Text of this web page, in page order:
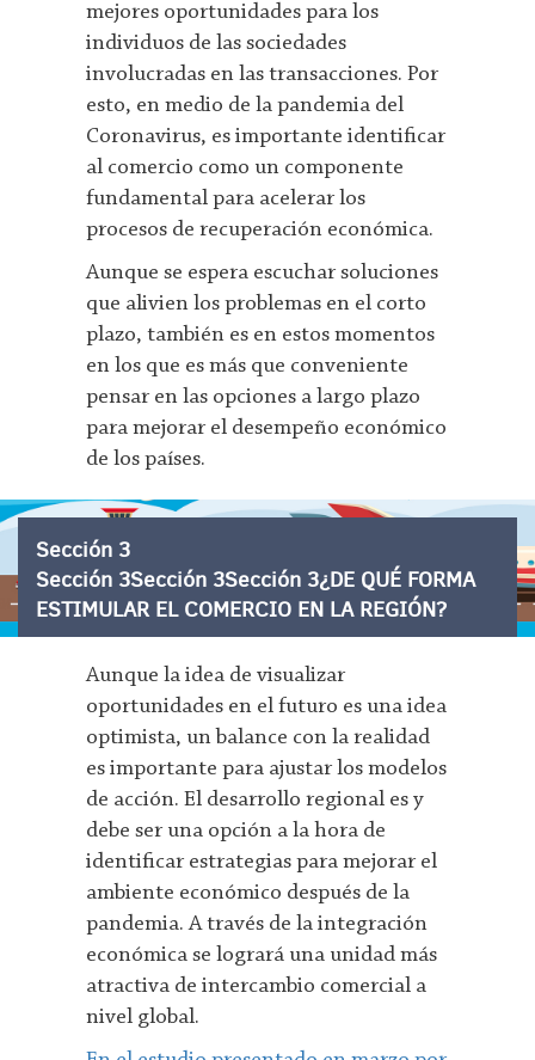
mejores oportunidades para los
individuos de las sociedades
involucradas en las transacciones. Por
esto, en medio de la pandemia del
Coronavirus, es importante identificar
al comercio como un componente
fundamental para acelerar los
procesos de recuperación económica.
Aunque se espera escuchar soluciones
que alivien los problemas en el corto
plazo, también es en estos momentos
en los que es más que conveniente
pensar en las opciones a largo plazo
para mejorar el desempeño económico
de los países.
Sección 3
Sección 3Sección 3Sección 3¿DE QUÉ FORMA
ESTIMULAR EL COMERCIO EN LA REGIÓN?
Aunque la idea de visualizar
oportunidades en el futuro es una idea
optimista, un balance con la realidad
es importante para ajustar los modelos
de acción. El desarrollo regional es y
debe ser una opción a la hora de
identificar estrategias para mejorar el
ambiente económico después de la
pandemia. A través de la integración
económica se logrará una unidad más
atractiva de intercambio comercial a
nivel global.